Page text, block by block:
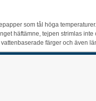
som tål höga temperaturer.
häftämne, tejpen strimlas
färger och även